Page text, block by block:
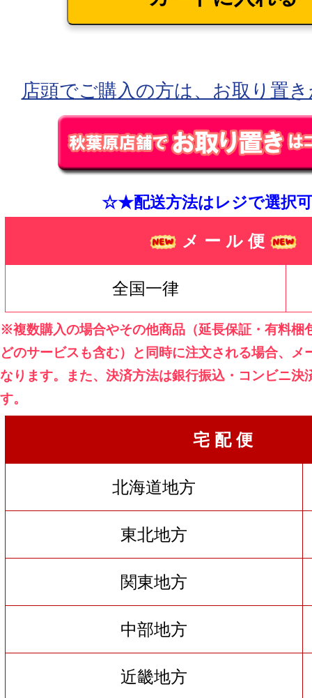
店頭でご購入の方は、お取り置
☆★配送方法はレジで選択
メ ー ル 便
全国一律
※複数購入の場合やその他商品（延長保証・有料梱
どのサービスも含む）と同時に注文される場合、メ
なります。また、決済方法は銀行振込・コンビニ決
す。
宅 配 便
北海道地方
東北地方
関東地方
中部地方
近畿地方